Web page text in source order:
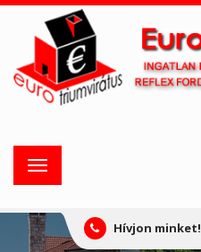
Toggle
navigation
Hívjon minket!